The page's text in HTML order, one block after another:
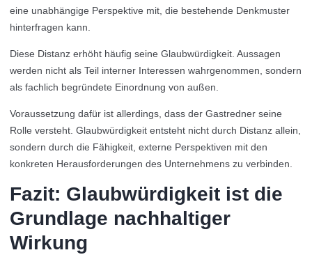
eine unabhängige Perspektive mit, die bestehende Denkmuster
hinterfragen kann.
Diese Distanz erhöht häufig seine Glaubwürdigkeit. Aussagen
werden nicht als Teil interner Interessen wahrgenommen, sondern
als fachlich begründete Einordnung von außen.
Voraussetzung dafür ist allerdings, dass der Gastredner seine
Rolle versteht. Glaubwürdigkeit entsteht nicht durch Distanz allein,
sondern durch die Fähigkeit, externe Perspektiven mit den
konkreten Herausforderungen des Unternehmens zu verbinden.
Fazit: Glaubwürdigkeit ist die
Grundlage nachhaltiger
Wirkung